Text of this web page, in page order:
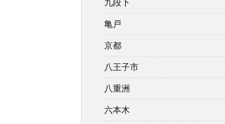
九段下
亀戸
京都
八王子市
八重洲
六本木